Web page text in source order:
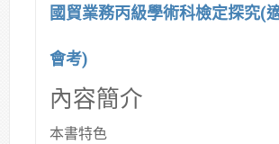
國貿業務丙級學術科檢定探究(
會考)
內容簡介
本書特色